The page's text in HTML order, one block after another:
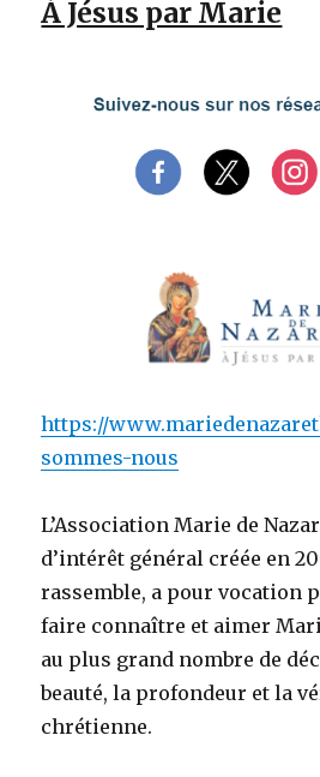
À Jésus par Marie
https://
sommes-nous
L’Association Marie de
d’intérêt général créée en
rassemble, a pour vocation
faire connaître et aimer
au plus grand nombre de
beauté, la profondeur et la
chrétienne.